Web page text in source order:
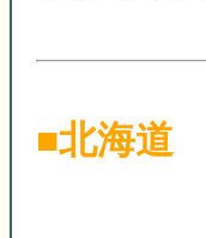
■北海道